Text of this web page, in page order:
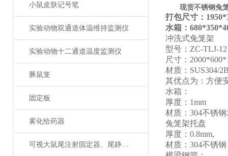
小鼠皮肤记号笔
实验动物双通道体温维持监测仪
实验动物十二通道温度监测仪
豚鼠笼
固定板
雾化给药器
可视大鼠尾注射固定器、尾静脉注射
现货不锈钢兔
打包尺寸：
水箱：
冲洗式兔笼架
型号： ZC-TLJ-12
尺寸： 2000*60
材质： SUS304/
其优点为：方便
水箱：
厚度： 1mm
材质： 304不锈
兔笼架托盘
厚度： 0.8mm,
材质： 304不锈钢